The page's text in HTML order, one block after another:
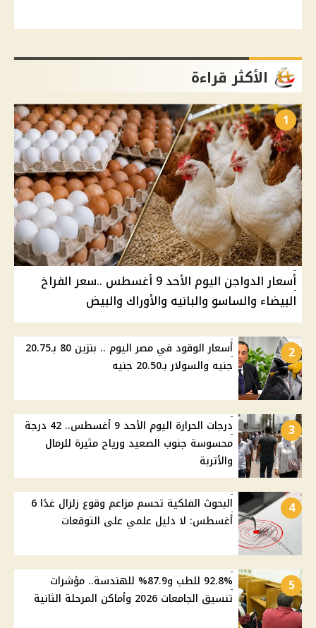
الأكثر قراءة
1
أسعار الدواجن اليوم الأحد 9 أغسطس ..سعر الفراخ
البيضاء والساسو والبانيه والأوراك والبيض
2
أسعار الوقود في مصر اليوم .. بنزين 80 بـ20.75
جنيه والسولار بـ20.50 جنيه
3
درجات الحرارة اليوم الأحد 9 أغسطس.. 42 درجة
محسوسة جنوب الصعيد ورياح مثيرة للرمال
والأتربة
4
البحوث الفلكية تحسم مزاعم وقوع زلزال غدًا 6
أغسطس: لا دليل علمي على التوقعات
5
92.8% للطب و87.9% للهندسة.. مؤشرات
تنسيق الجامعات 2026 وأماكن المرحلة الثانية